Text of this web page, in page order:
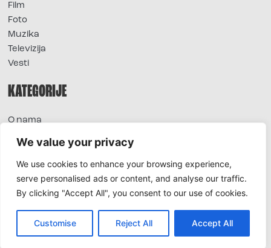
We value your privacy
We use cookies to enhance your browsing experience,
serve personalised ads or content, and analyse our traffic.
By clicking "Accept All", you consent to our use of cookies.
Customise Reject All Accept All
Film
Foto
Muzika
Televizija
Vesti
KATEGORIJE
O nama
Extra
Foto
Moda
TV
Horoskop